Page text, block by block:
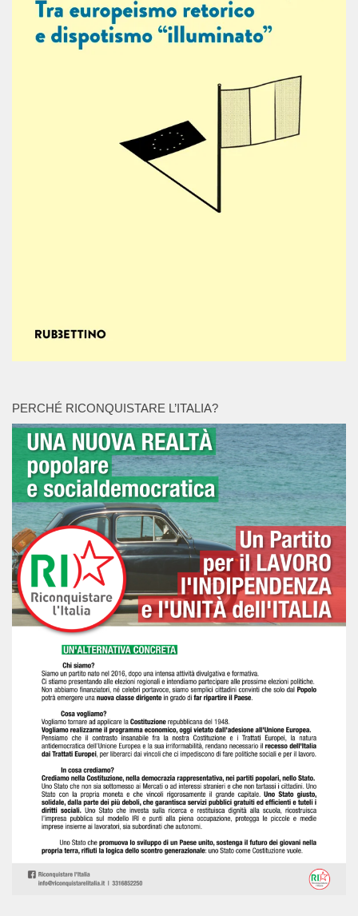
PERCHÉ RICONQUISTARE L’ITALIA?